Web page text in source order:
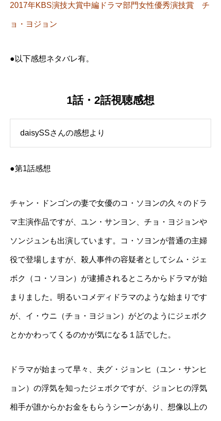
2017年KBS演技大賞中編ドラマ部門女性優秀演技賞 チ
ョ・ヨジョン
●以下感想ネタバレ有。
1話・2話視聴感想
daisySSさんの感想より
●第1話感想
チャン・ドンゴンの妻で女優のコ・ソヨンの久々のドラ
マ主演作品ですが、ユン・サンヨン、チョ・ヨジョンや
ソンジュンも出演しています。コ・ソヨンが普通の主婦
役で登場しますが、殺人事件の容疑者としてシム・ジェ
ボク（コ・ソヨン）が逮捕されるところからドラマが始
まりました。明るいコメディドラマのような始まりです
が、イ・ウニ（チョ・ヨジョン）がどのようにジェボク
とかかわってくるのかが気になる１話でした。
ドラマが始まって早々、夫グ・ジョンヒ（ユン・サンヒ
ョン）の浮気を知ったジェボクですが、ジョンヒの浮気
相手が誰からかお金をもらうシーンがあり、想像以上の